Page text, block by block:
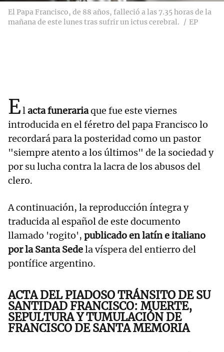
El Papa Francisco, de 88 años, falleció a las 7.35 horas de la
mañana de este lunes tras sufrir un ictus cerebral.
EP
Elacta funerariaque fue este viernes
introducida en el féretro del papa Francisco lo
recordará para la posteridad como un pastor
"siempre atento a los últimos" de la sociedad y
por su lucha contra la lacra de los abusos del
clero.
A continuación, la reproducción íntegra y
traducida al español de este documento
llamado 'rogito', publicado en latín e italiano
por la Santa Sedela víspera del entierro del
pontífice argentino.
ACTA DEL PIADOSO TRÁNSITO DE SU
SANTIDAD FRANCISCO: MUERTE,
SEPULTURA Y TUMULACIÓN DE
FRANCISCO DE SANTA MEMORIA